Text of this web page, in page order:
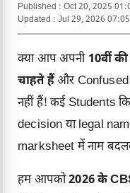
Published : Oct 20, 2025
Updated : Jul 29, 2026
क्या आप अपनी 10वीं
चाहते हैंऔर
नहीं हैं! कई Students
decision या legal
marksheet में नाम
हम आपको2026 के